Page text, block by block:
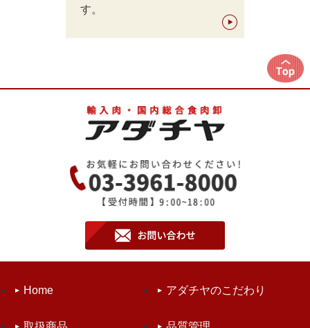
す。
Home アダチヤのこだわり